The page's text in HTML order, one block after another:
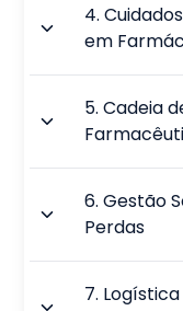
4.
em
5.Cadeia
6.Gestão
Perdas
7.